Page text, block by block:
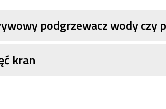
podgrzewacz wody czy
kran